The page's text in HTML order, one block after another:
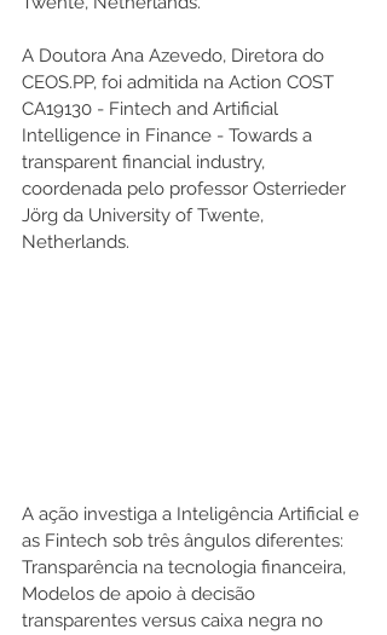
A Doutora Ana Azevedo, Diretora do
CEOS.PP, foi admitida na Action COST
CA19130 - Fintech and Artificial
Intelligence in Finance - Towards a
transparent financial industry,
coordenada pelo professor Osterrieder
Jörg da University of Twente,
Netherlands.
A ação investiga a Inteligência Artificial e
as Fintech sob três ângulos diferentes:
Transparência na tecnologia financeira,
Modelos de apoio à decisão
transparentes versus caixa negra no